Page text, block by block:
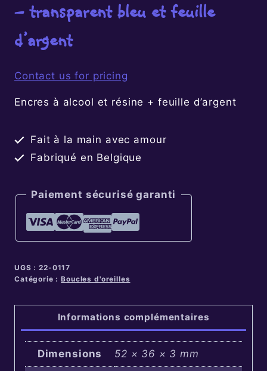
– transparent bleu et feuille
d’argent
Contact us for pricing
Encres à alcool et résine + feuille d’argent
Fait à la main avec amour
Fabriqué en Belgique
Paiement sécurisé garanti
UGS :22-0117
Catégorie :Boucles d'oreilles
Informations complémentaires
Dimensions 52 × 36 × 3 mm